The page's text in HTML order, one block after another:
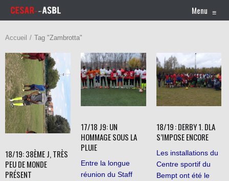
Menu ≡
Accueil Tag "Zambrotta"
18/19: 38ÈME J, TRÈS
PEU DE MONDE
PRÉSENT
17/18 J9: UN
HOMMAGE SOUS LA
PLUIE
Entre la longue
réunion du Staff
18/19 : DERBY 1. DLA
S’IMPOSE ENCORE
Les installations du
Centre sportif du
Bempt ont été le